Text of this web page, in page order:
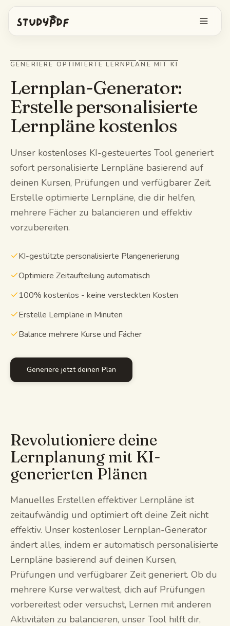
Anmelden
Funktionen
Bo alles fragen
KI-Karteikarten
Image Occlusion
Probeprüfungen
Mindmaps
Lernleitfäden
KI-Zusammenfassung
KI-Quiz
Spickzettel
Kostenlose Tools
Preise
Mobile App
GENERIERE OPTIMIERTE LERNPLÄNE MIT KI
Lernplan-Generator:
Erstelle personalisierte
Lernpläne kostenlos
Unser kostenloses KI-gesteuertes Tool generiert
sofort personalisierte Lernpläne basierend auf
deinen Kursen, Prüfungen und verfügbarer Zeit.
Erstelle optimierte Lernpläne, die dir helfen,
mehrere Fächer zu balancieren und effektiv
vorzubereiten.
KI-gestützte personalisierte Plangenerierung
Optimiere Zeitaufteilung automatisch
100% kostenlos - keine versteckten Kosten
Erstelle Lernpläne in Minuten
Balance mehrere Kurse und Fächer
Generiere jetzt deinen Plan
Revolutioniere deine
Lernplanung mit KI-
generierten Plänen
Manuelles Erstellen effektiver Lernpläne ist
zeitaufwändig und optimiert oft deine Zeit nicht
effektiv. Unser kostenloser Lernplan-Generator
ändert alles, indem er automatisch personalisierte
Lernpläne basierend auf deinen Kursen,
Prüfungen und verfügbarer Zeit generiert. Ob du
mehrere Kurse verwaltest, dich auf Prüfungen
vorbereitest oder versuchst, Lernen mit anderen
Aktivitäten zu balancieren, unser Tool hilft dir,